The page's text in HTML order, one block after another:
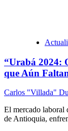
“Urabá 2024:
que Aún
Carlos "Villada"
El mercado laboral
de Antioquia,